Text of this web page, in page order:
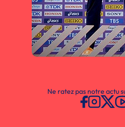
Ne ratez pas notre actu